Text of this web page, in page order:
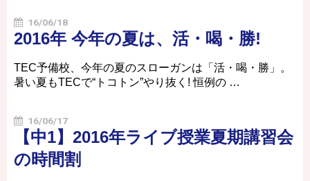
16/06/18
2016年 今年の夏は、活・喝・勝!
TEC予備校、今年の夏のスローガンは「活・喝・勝」。
暑い夏もTECで“トコトン”やり抜く! 恒例の …
16/06/17
【中1】2016年ライブ授業夏期講習会
の時間割